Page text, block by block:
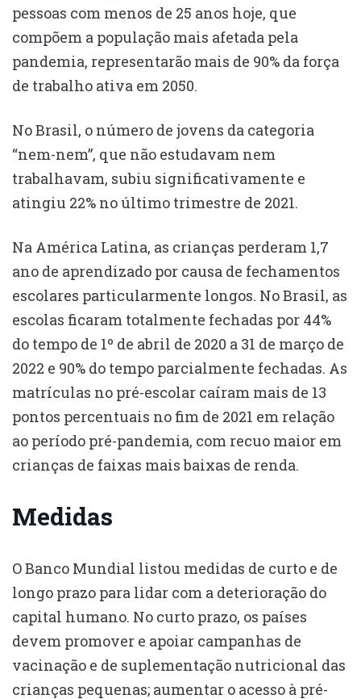
pessoas com menos de 25 anos hoje, que
compõem a população mais afetada pela
pandemia, representarão mais de 90% da força
de trabalho ativa em 2050.
No Brasil, o número de jovens da categoria
“nem-nem”, que não estudavam nem
trabalhavam, subiu significativamente e
atingiu 22% no último trimestre de 2021.
Na América Latina, as crianças perderam 1,7
ano de aprendizado por causa de fechamentos
escolares particularmente longos. No Brasil, as
escolas ficaram totalmente fechadas por 44%
do tempo de 1º de abril de 2020 a 31 de março de
2022 e 90% do tempo parcialmente fechadas. As
matrículas no pré-escolar caíram mais de 13
pontos percentuais no fim de 2021 em relação
ao período pré-pandemia, com recuo maior em
crianças de faixas mais baixas de renda.
Medidas
O Banco Mundial listou medidas de curto e de
longo prazo para lidar com a deterioração do
capital humano. No curto prazo, os países
devem promover e apoiar campanhas de
vacinação e de suplementação nutricional das
crianças pequenas; aumentar o acesso à pré-